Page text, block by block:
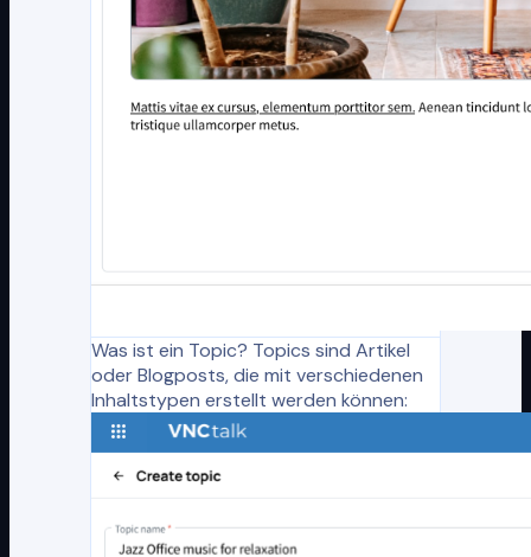
Was ist ein Topic? Topics sind Artikel
oder Blogposts, die mit verschiedenen
Inhaltstypen erstellt werden können: